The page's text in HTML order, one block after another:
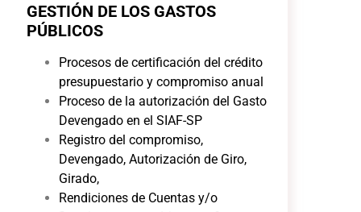
GESTIÓN DE LOS GASTOS
PÚBLICOS
Procesos de certificación del crédito
presupuestario y compromiso anual
Proceso de la autorización del Gasto
Devengado en el SIAF-SP
Registro del compromiso,
Devengado, Autorización de Giro,
Girado,
Rendiciones de Cuentas y/o